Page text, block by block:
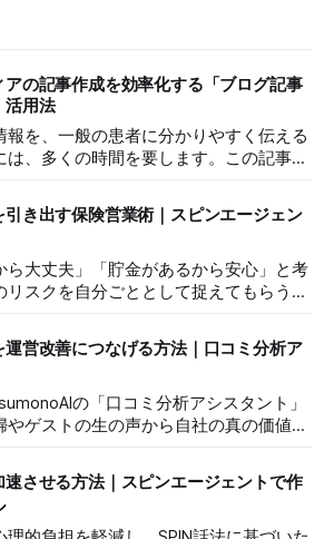
の記事作成を効率化する「ブログ記事
活用法
報を、一般の患者に分かりやすく伝える
、多くの時間を要します。この記事で
ブログ記事作成ワークフロー」を活用
の高いブログ記事を効率的に作成し、
法を解説します。
き出す保険営業術｜スピンエージェン
ら大丈夫」「貯金があるから安心」と考
リスクを自分ごととして捉えてもらうの
ん。この記事では、mitsumonoAIの「ス
活用し、顧客の反論すらも対話の糸口
て成約に繋げる具体的な3つのステッ
営改善につなげる方法｜口コミ分析ア
の「口コミ分析アシスタント」
やゲストの生の声から自社の真の価値を
（CVR）を向上させる具体的な3つのス
させる方法｜スピンエージェントで作